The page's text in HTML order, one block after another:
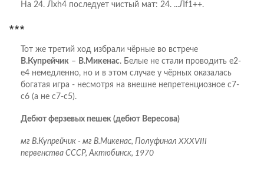
На 24. Лхh4 последует чистый мат: 24. ...Лf1++.
***
Тот же третий ход избрали чёрные во встрече
В.Купрейчик – В.Микенас. Белые не стали проводить е2-
е4 немедленно, но и в этом случае у чёрных оказалась
богатая игра - несмотря на внешне непретенциозное с7-
с6 (а не с7-с5).
Дебют ферзевых пешек (дебют Вересова)
мг В.Купрейчик - мг В.Микенас, Полуфинал XXXVIII
первенства СССР, Актюбинск, 1970